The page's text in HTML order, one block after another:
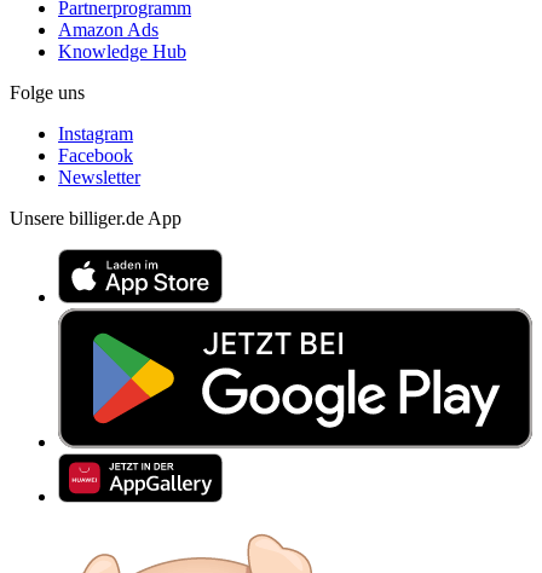
Partnerprogramm
Amazon Ads
Knowledge Hub
Folge uns
Instagram
Facebook
Newsletter
Unsere billiger.de App